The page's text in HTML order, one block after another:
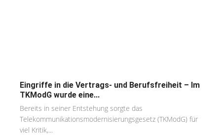
Eingriffe in die Vertrags- und Berufsfreiheit – Im
TKModG wurde eine...
Bereits in seiner Entstehung sorgte das
Telekommunikationsmodernisierungsgesetz (TKModG) für
viel Kritik,...